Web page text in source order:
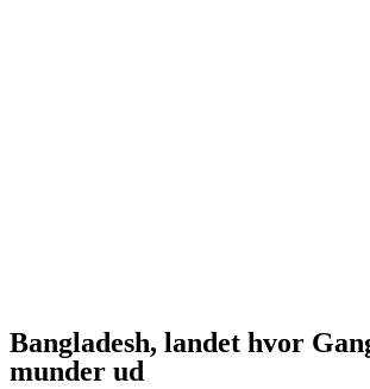
Bangladesh, landet hvor
munder ud